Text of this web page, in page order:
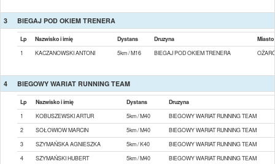
3 BIEGAJ POD OKIEM TRENERA
Lp Nazwisko i imię Dystans Druzyna
Miasto
1
KACZANOWSKI ANTONI 5km / M16 BIEGAJ POD OKIEM TRENERA
4 BIEGOWY WARIAT RUNNING TEAM
Lp Nazwisko i imię Dystans
Druzyna
1
KOBUSZEWSKI ARTUR 5km / M40
BIEGOWY WARIAT RUNNING TEAM
2
SOŁOWIOW MARCIN 5km / M40
BIEGOWY WARIAT RUNNING TEAM
3
SZYMAŃSKA AGNIESZKA 5km / K40
BIEGOWY WARIAT RUNNING TEAM
4
SZYMAŃSKI HUBERT 5km / M40
BIEGOWY WARIAT RUNNING TEAM